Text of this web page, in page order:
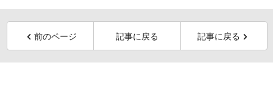
前のページ 記事に戻る 記事に戻る